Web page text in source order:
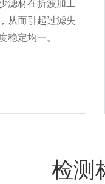
滤材在折波加工
从而引起过滤失
稳定均一。
检测